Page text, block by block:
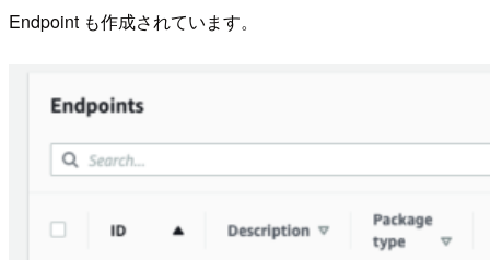
Endpoint も作成されています。